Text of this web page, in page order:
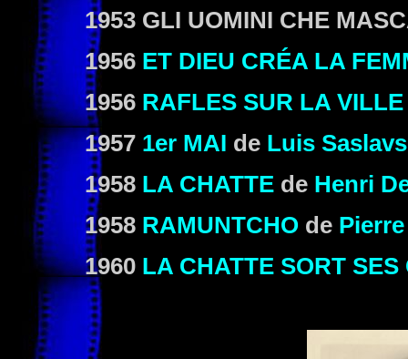
1953 GLI UOMINI CHE
1956 ET DIEU CRÉA LA
1956 RAFLES SUR LA VILLE
1957 1er MAI de Luis
1958 LA CHATTE de Henri
1958 RAMUNTCHO de
1960 LA CHATTE SORT SES